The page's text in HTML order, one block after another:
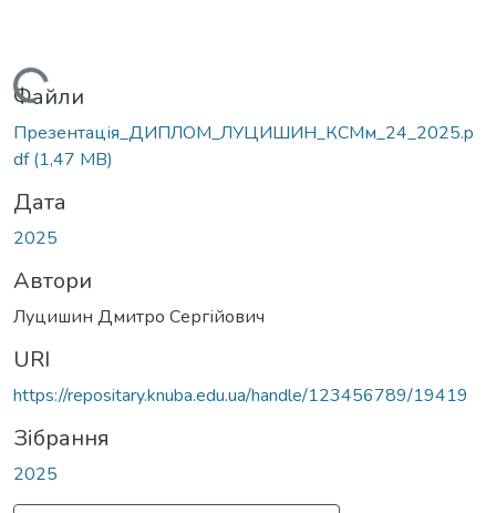
Вантажиться...
Файли
Презентація_ДИПЛОМ_ЛУЦИШИН_КСМм_24_2025.p
df(1,47 MB)
Дата
2025
Автори
Луцишин Дмитро Сергійович
URI
https://repositary.knuba.edu.ua/handle/123456789/19419
Зібрання
2025